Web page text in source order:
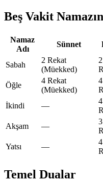
Beş Vakit
Namaz
Adı
Sünnet
Sabah
2 Rekat
(Müekked)
2
Öğle
4 Rekat
(Müekked)
4
İkindi —
4
Akşam —
3
Yatsı —
4
Temel Dualar